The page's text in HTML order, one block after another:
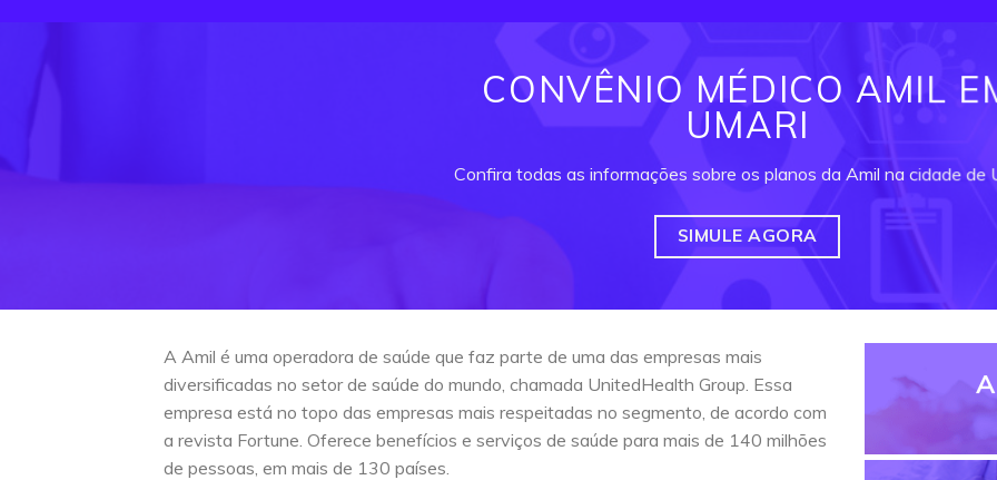
CONVÊNIO MÉDICO AMIL
UMARI
Confira todas as informações sobre os planos da Amil na cidade de
SIMULE AGORA
A Amil é uma operadora de saúde que faz parte de uma das empresas mais
diversificadas no setor de saúde do mundo, chamada UnitedHealth Group. Essa
empresa está no topo das empresas mais respeitadas no segmento, de acordo com
a revista Fortune. Oferece benefícios e serviços de saúde para mais de 140 milhões
de pessoas, em mais de 130 países.